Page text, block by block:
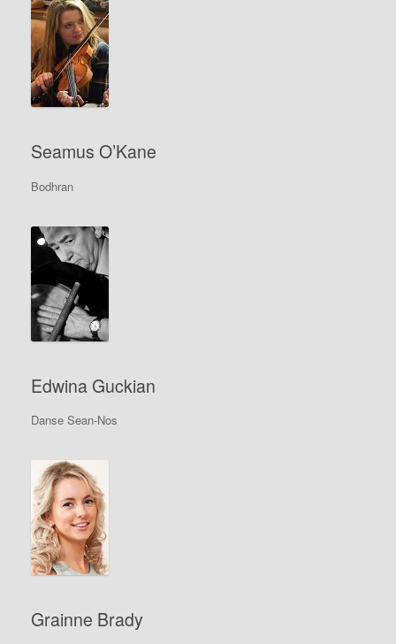
Seamus O’Kane
Bodhran
Edwina Guckian
Danse Sean-Nos
Grainne Brady